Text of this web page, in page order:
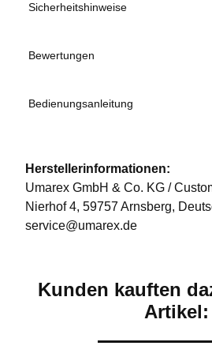
Sicherheitshinweise
Bewertungen
Bedienungsanleitung
Herstellerinformationen:
Umarex GmbH & Co. KG /
Nierhof 4, 59757 Arnsberg,
service@umarex.de
Kunden kauften
Artikel: